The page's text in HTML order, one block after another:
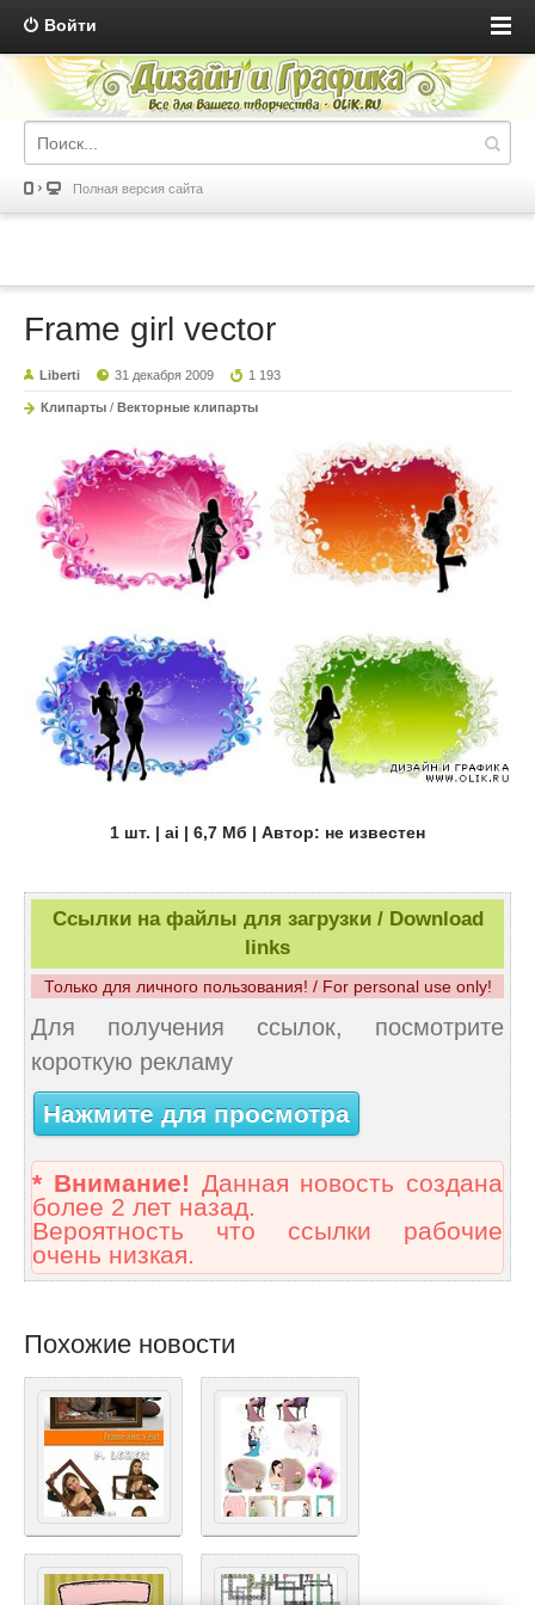
Войти
Полная версия сайта
Frame girl vector
Liberti 31 декабря 2009 1 193
Клипарты / Векторные клипарты
1 шт. | ai | 6,7 Мб | Автор: не известен
Ссылки на файлы для загрузки / Download
links
Только для личного пользования! / For personal use only!
Для получения ссылок, посмотрите
короткую рекламу
Нажмите для просмотра
* Внимание! Данная новость создана
более 2 лет назад.
Вероятность что ссылки рабочие
очень низкая.
Похожие новости